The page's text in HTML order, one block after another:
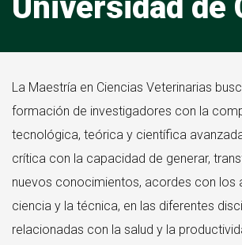
Universidad de
La Maestría en Ciencias Veterinarias
formación de investigadores con la
tecnológica, teórica y científica
crítica con la capacidad de generar,
nuevos conocimientos, acordes con los
ciencia y la técnica, en las diferentes
relacionadas con la salud y la